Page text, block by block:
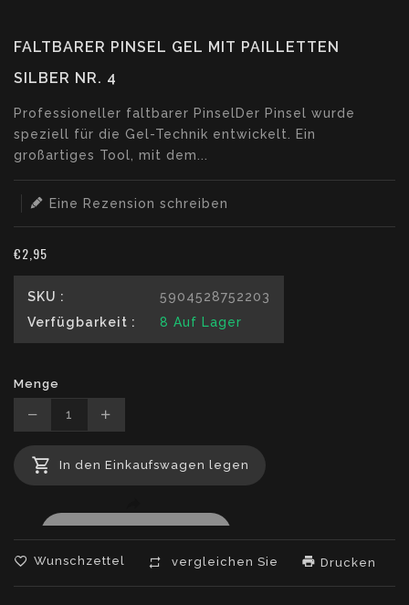
FALTBARER PINSEL GEL MIT PAILLETTEN
SILBER NR. 4
Translation
missing:
de.products.product.loader_label
Professioneller faltbarer PinselDer Pinsel wurde
speziell für die Gel-Technik entwickelt. Ein
großartiges Tool, mit dem...
Eine Rezension schreiben
€2,95
SKU :
5904528752203
Verfügbarkeit :
8 Auf Lager
Menge
Translation
missing:
de.products.product.decrease
Translation
missing:
de.products.product.increase
In den Einkaufswagen legen
Wunschzettel vergleichen Sie Drucken